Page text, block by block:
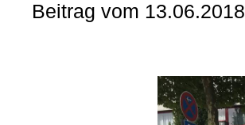
Beitrag vom 13.06.2018